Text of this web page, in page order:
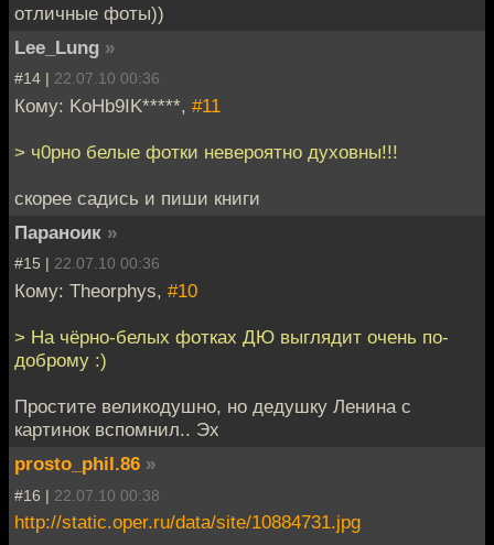
отличные фоты))
Lee_Lung »
#14 | 22.07.10 00:36
Кому: KoHb9IK*****, #11
> ч0рно белые фотки невероятно духовны!!!
скорее садись и пиши книги
Параноик »
#15 | 22.07.10 00:36
Кому: Theorphys, #10
> На чёрно-белых фотках ДЮ выглядит очень по-
доброму :)
Простите великодушно, но дедушку Ленина с
картинок вспомнил.. Эх
prosto_phil.86 »
#16 | 22.07.10 00:38
http://static.oper.ru/data/site/10884731.jpg